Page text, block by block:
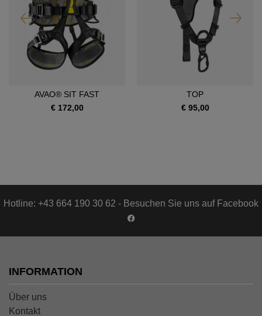
AVAO® SIT FAST
€ 172,00
TOP
€ 95,00
Hotline: +43 664 190 30 62 - Besuchen Sie uns auf Facebook
INFORMATION
Über uns
Kontakt